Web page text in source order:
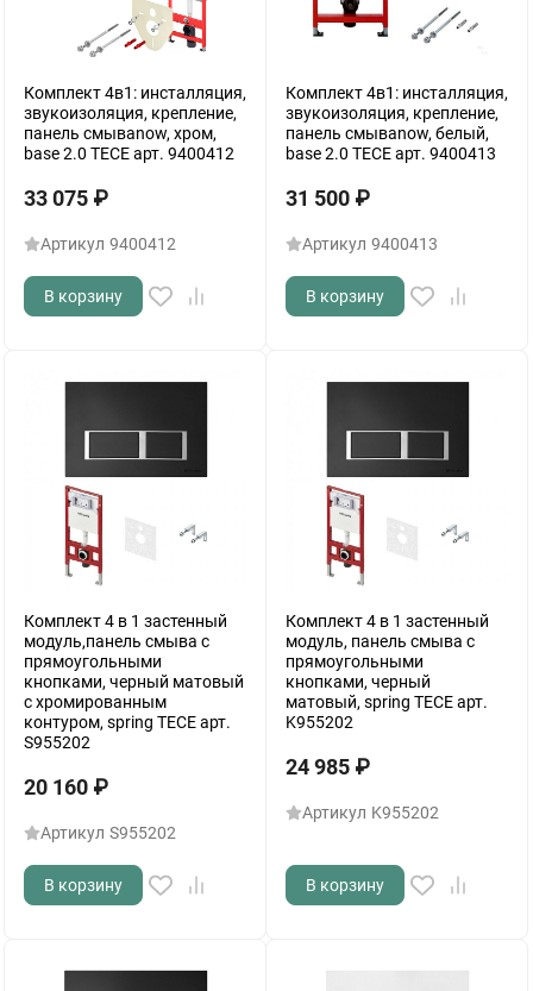
Комплект 4в1: инсталляция,
звукоизоляция, крепление,
панель смываnow, хром,
base 2.0 TECE арт. 9400412
33 075 ₽
Артикул 9400412
В корзину
Комплект 4в1: инсталляция,
звукоизоляция, крепление,
панель смываnow, белый,
base 2.0 TECE арт. 9400413
31 500 ₽
Артикул 9400413
В корзину
Комплект 4 в 1 застенный
модуль,панель смыва с
прямоугольными
кнопками, черный матовый
с хромированным
контуром, spring TECE арт.
S955202
20 160 ₽
Артикул S955202
В корзину
Комплект 4 в 1 застенный
модуль, панель смыва с
прямоугольными
кнопками, черный
матовый, spring TECE арт.
K955202
24 985 ₽
Артикул K955202
В корзину